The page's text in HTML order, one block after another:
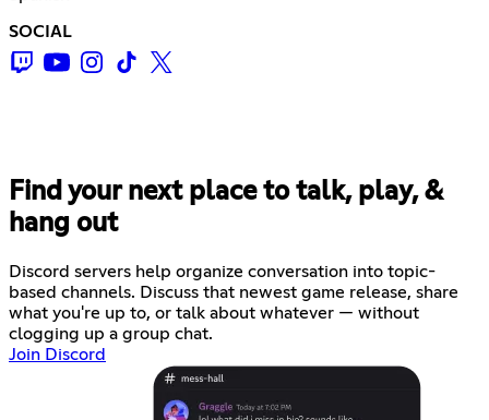
SOCIAL
Find your next place to talk, play, &
hang out
Discord servers help organize conversation into topic-
based channels. Discuss that newest game release, share
what you're up to, or talk about whatever — without
clogging up a group chat.
Join Discord